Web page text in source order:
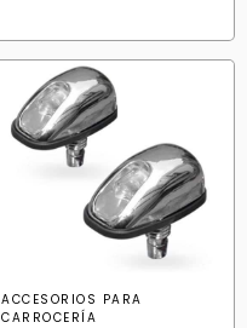
ACCESORIOS PARA
CARROCERÍA